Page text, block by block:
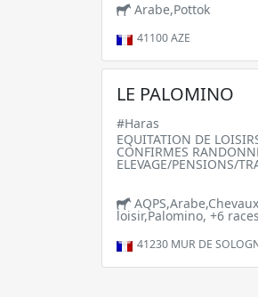
Arabe,Pottok
41100AZE
LE PALOMINO
#Haras
EQUITATION DE
CONFIRMES
ELEVAGE/PENSIONS/
loisir,Palomino, +6
41230 MUR DE